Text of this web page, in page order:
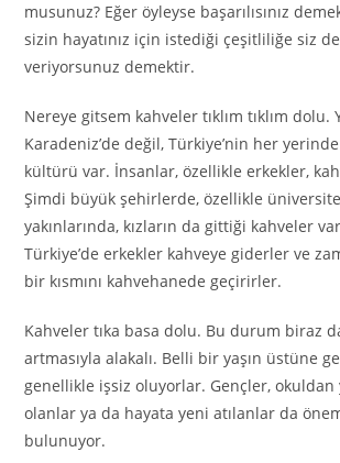
musunuz? Eğer öyleyse başarılısınız
sizin hayatınız için istediği çeşitliliğe siz
veriyorsunuz demektir.
Nereye gitsem kahveler tıklım tıklım dolu.
Karadeniz’de değil, Türkiye’nin her
kültürü var. İnsanlar, özellikle erkekler,
Şimdi büyük şehirlerde, özellikle
yakınlarında, kızların da gittiği kahveler
Türkiye’de erkekler kahveye giderler ve
bir kısmını kahvehanede geçirirler.
Kahveler tıka basa dolu. Bu durum biraz
artmasıyla alakalı. Belli bir yaşın üstüne
genellikle işsiz oluyorlar. Gençler, okuldan
olanlar ya da hayata yeni atılanlar da
bulunuyor.